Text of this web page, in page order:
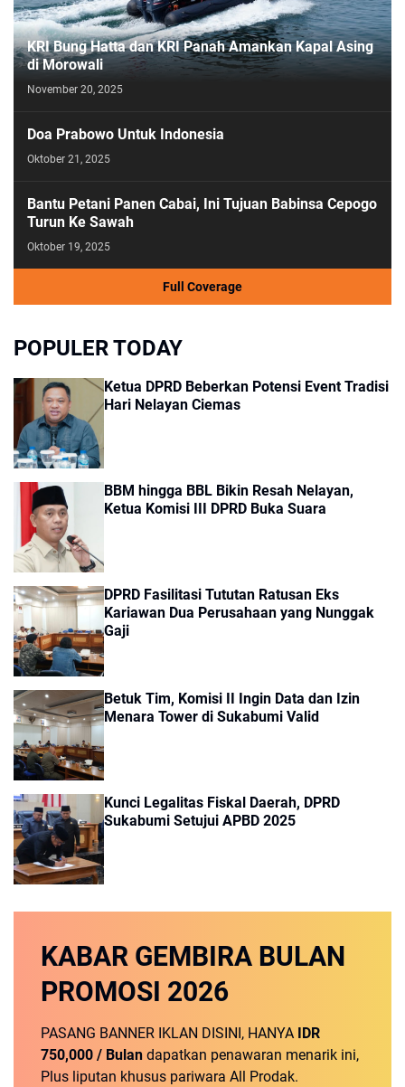
KRI Bung Hatta dan KRI Panah Amankan Kapal Asing
di Morowali
November 20, 2025
Doa Prabowo Untuk Indonesia
Oktober 21, 2025
Bantu Petani Panen Cabai, Ini Tujuan Babinsa Cepogo
Turun Ke Sawah
Oktober 19, 2025
Full Coverage
POPULER TODAY
Ketua DPRD Beberkan Potensi Event Tradisi
Hari Nelayan Ciemas
BBM hingga BBL Bikin Resah Nelayan,
Ketua Komisi III DPRD Buka Suara
DPRD Fasilitasi Tututan Ratusan Eks
Kariawan Dua Perusahaan yang Nunggak
Gaji
Betuk Tim, Komisi II Ingin Data dan Izin
Menara Tower di Sukabumi Valid
Kunci Legalitas Fiskal Daerah, DPRD
Sukabumi Setujui APBD 2025
KABAR GEMBIRA BULAN
PROMOSI 2026
PASANG BANNER IKLAN DISINI, HANYA
IDR
750,000 / Bulan dapatkan penawaran menarik ini,
Plus liputan khusus pariwara All Prodak.